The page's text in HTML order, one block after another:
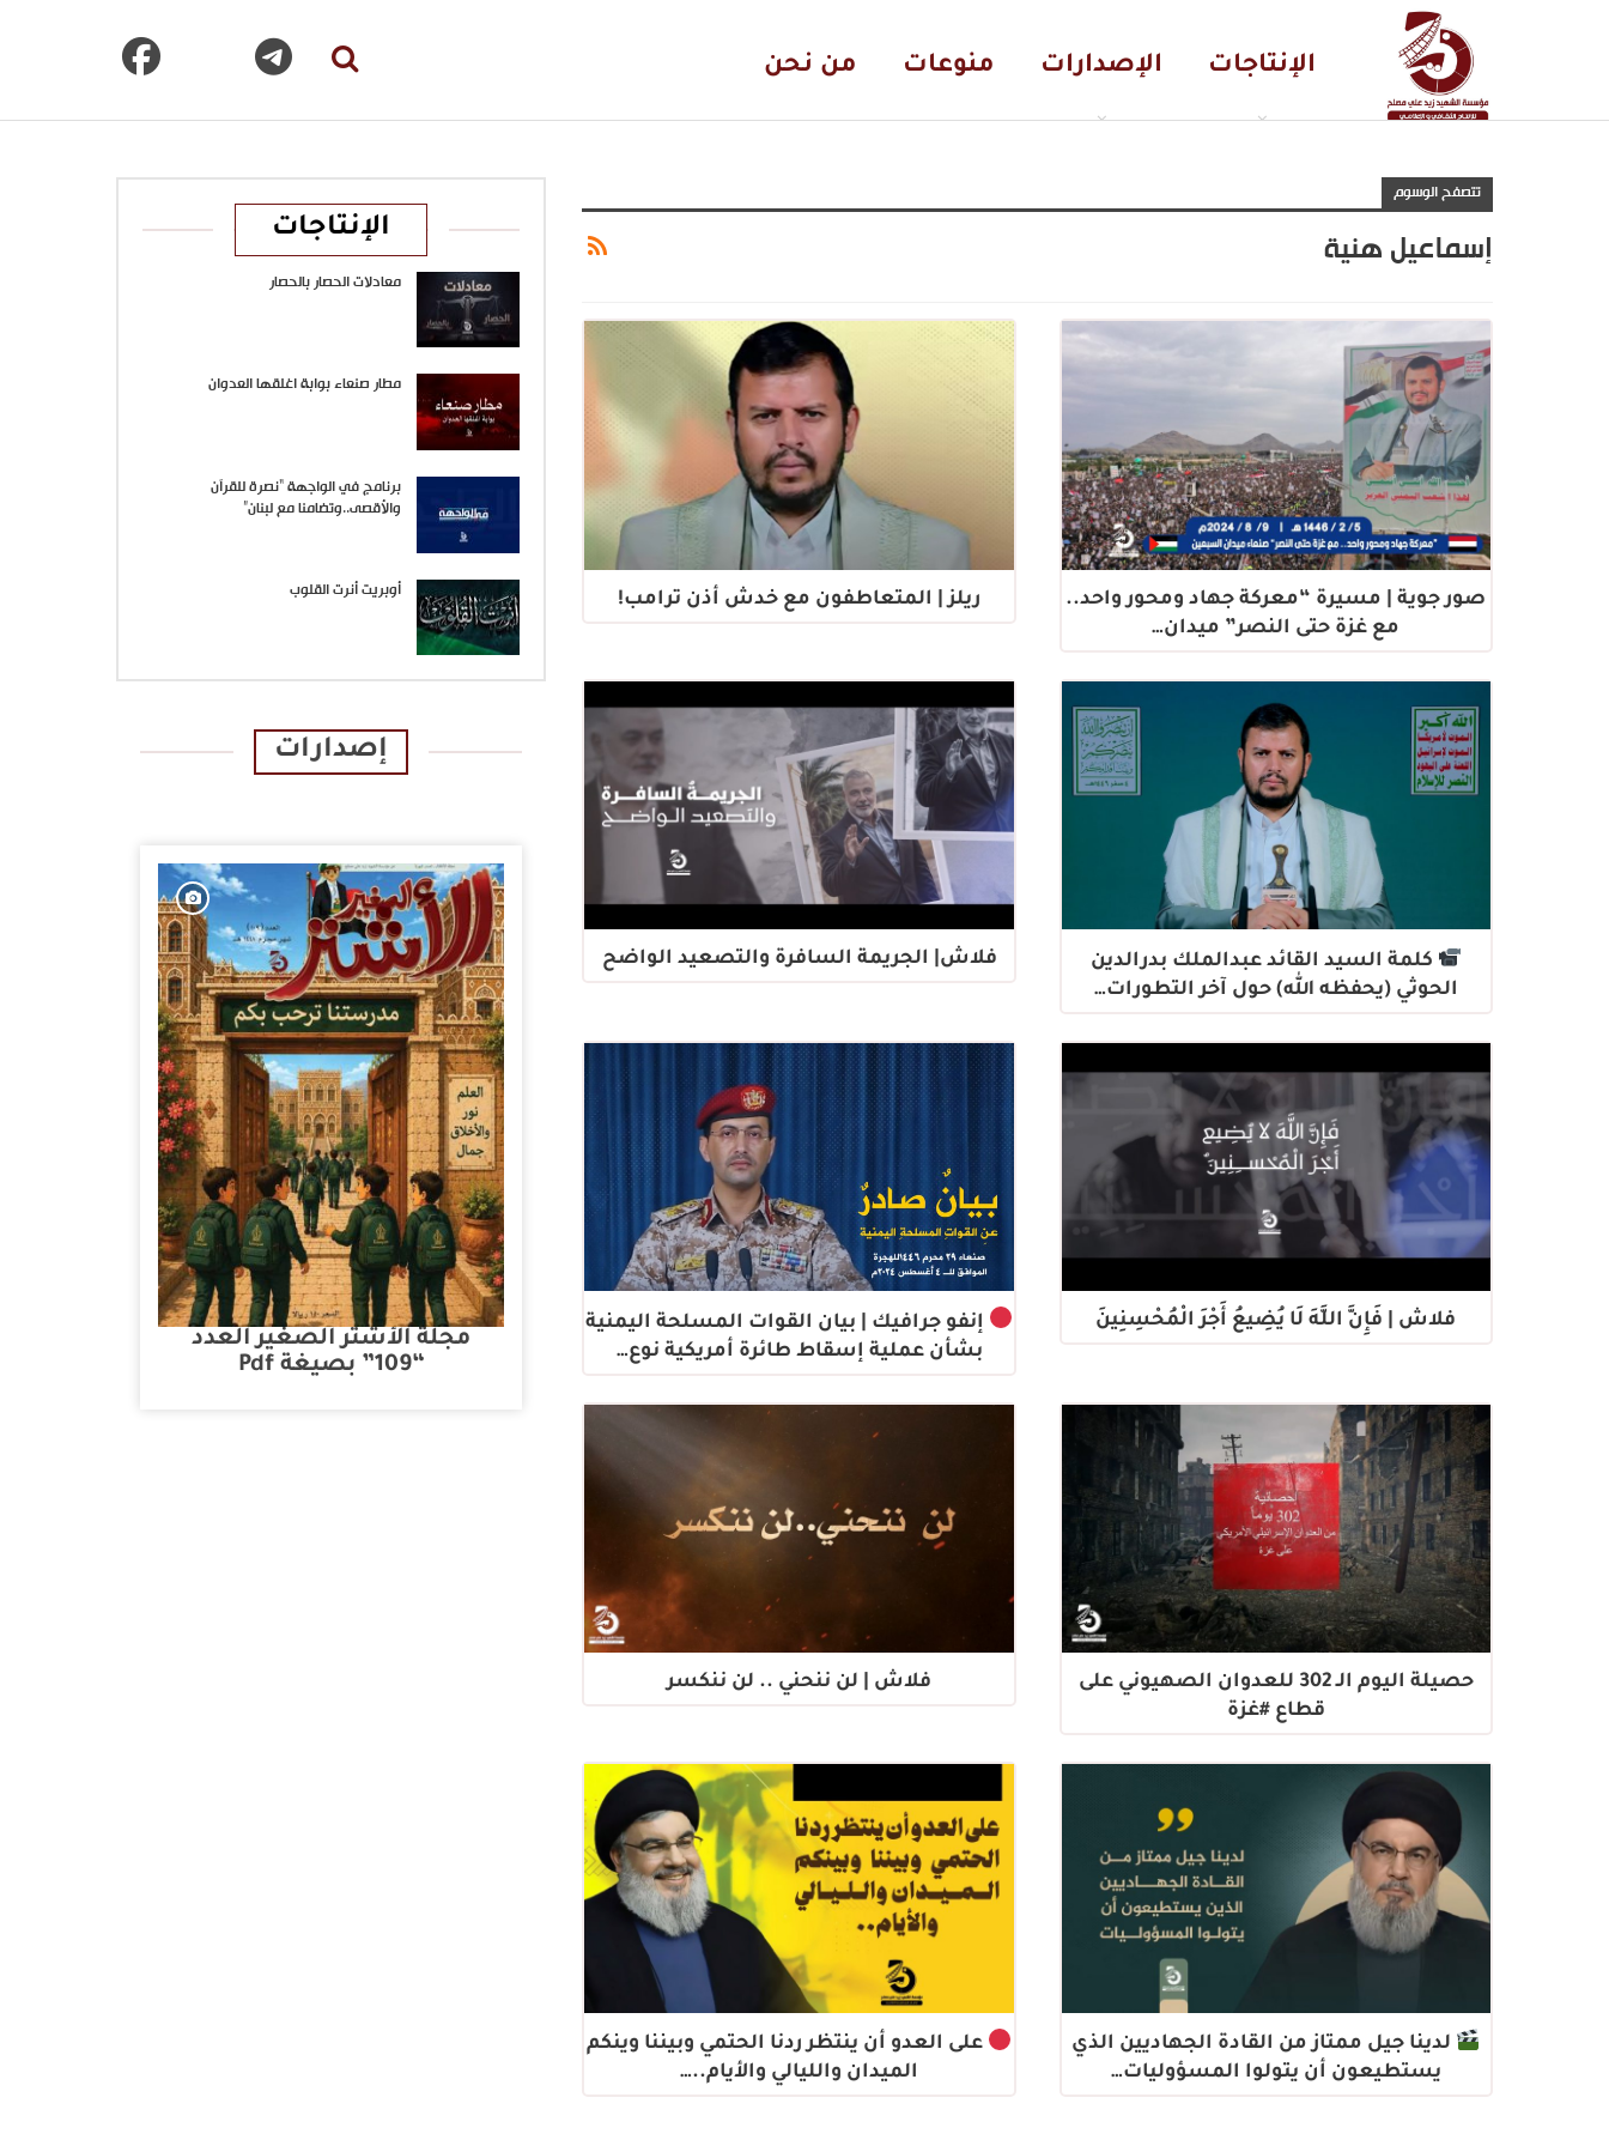
الإنتاجات الإصدارات منوعات من نحن
تتصفح الوسوم
إسماعيل هنية
صور جوية | مسيرة “معركة جهاد ومحور واحد..
مع غزة حتى النصر” ميدان…
ريلز | المتعاطفون مع خدش أذن ترامب!
كلمة السيد القائد عبدالملك بدرالدين
الحوثي (يحفظه الله) حول آخر التطورات…
فلاش| الجريمة السافرة والتصعيد الواضح
فلاش | فَإِنَّ اللَّهَ لَا يُضِيعُ أَجْرَ الْمُحْسِنِينَ
إنفو جرافيك | بيان القوات المسلحة اليمنية
بشأن عملية إسقاط طائرة أمريكية نوع…
حصيلة اليوم الـ 302 للعدوان الصهيوني على
قطاع #غزة
فلاش | لن ننحني .. لن ننكسر
لدينا جيل ممتاز من القادة الجهاديين الذي
يستطيعون أن يتولوا المسؤوليات…
على العدو أن ينتظر ردنا الحتمي وبيننا وينكم
الميدان والليالي والأيام..…
الإنتاجات
معادلات الحصار بالحصار
مطار صنعاء بوابة اغلقها العدوان
برنامج في الواجهة “نصرة للقرآن
والأقصى..وتضامنا مع لبنان”
أوبريت أنرت القلوب
إصدارات
مجلة الأشتر الصغير العدد
“109” بصيغة Pdf